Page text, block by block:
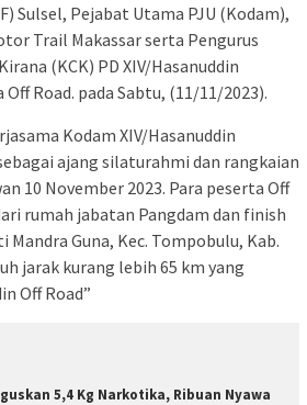
Sulsel, Pejabat Utama PJU (Kodam),
Trail Makassar serta Pengurus
(KCK) PD XIV/Hasanuddin
Road. pada Sabtu, (11/11/2023).
Kodam XIV/Hasanuddin
ajang silaturahmi dan rangkaian
10 November 2023. Para peserta Off
rumah jabatan Pangdam dan finish
Guna, Kec. Tompobulu, Kab.
jarak kurang lebih 65 km yang
Off Road”
5,4 Kg Narkotika, Ribuan Nyawa